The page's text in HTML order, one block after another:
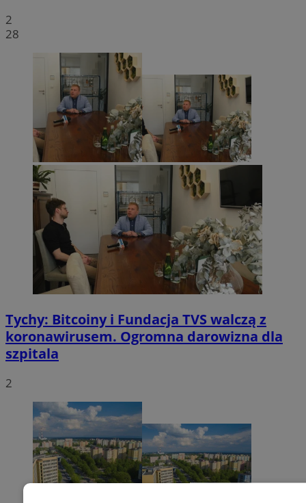
2
28
Tychy: Bitcoiny i Fundacja TVS walczą z
koronawirusem. Ogromna darowizna dla
szpitala
2